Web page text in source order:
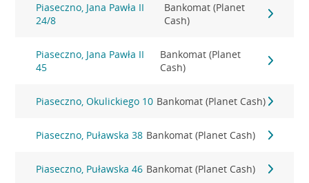
Piaseczno, Jana Pawła II
24/8
Bankomat (Planet
Cash)
Piaseczno, Jana Pawła II
45
Bankomat (Planet
Cash)
Piaseczno, Okulickiego 10 Bankomat (Planet Cash)
Piaseczno, Puławska 38 Bankomat (Planet Cash)
Piaseczno, Puławska 46 Bankomat (Planet Cash)